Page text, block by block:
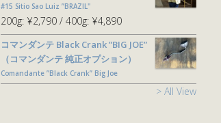
#15 Sitio Sao Luiz ”BRAZIL"
200g: ¥2,790 400g: ¥4,890
コマンダンテ Black Crank ”BIG JOE”
（コマンダンテ 純正オプション）
Comandante ”Black Crank” Big Joe
> All View